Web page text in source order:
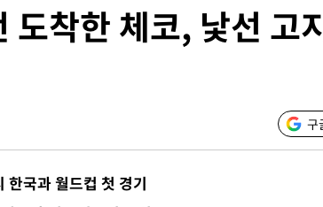
린 1416.1원 마감
울, 2018년 이후 첫 40도
간 확보' 신용해 前교정본부장 기소
문까지…'쑥대밭' 된 축구협회
원장에 김태유 서울대 공대 교수…이병태
리드 첫 훈련…80명 식사 대접까지(종합)
2.3만개 순감하고 그 전 2개월 10.3만개
도착한 체코, 낯선 고
구
한국과 월드컵 첫 경기